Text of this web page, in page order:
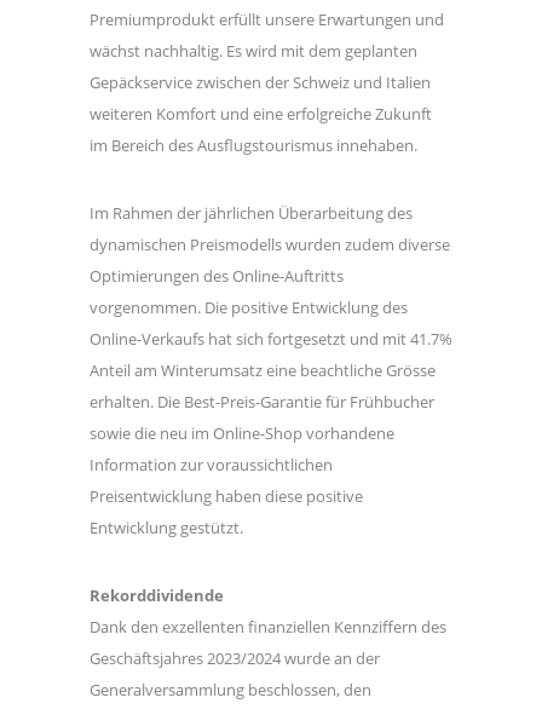
Premiumprodukt erfüllt unsere Erwartungen und
wächst nachhaltig. Es wird mit dem geplanten
Gepäckservice zwischen der Schweiz und Italien
weiteren Komfort und eine erfolgreiche Zukunft
im Bereich des Ausflugstourismus innehaben.
Im Rahmen der jährlichen Überarbeitung des
dynamischen Preismodells wurden zudem diverse
Optimierungen des Online-Auftritts
vorgenommen. Die positive Entwicklung des
Online-Verkaufs hat sich fortgesetzt und mit 41.7%
Anteil am Winterumsatz eine beachtliche Grösse
erhalten. Die Best-Preis-Garantie für Frühbucher
sowie die neu im Online-Shop vorhandene
Information zur voraussichtlichen
Preisentwicklung haben diese positive
Entwicklung gestützt.
Rekorddividende
Dank den exzellenten finanziellen Kennziffern des
Geschäftsjahres 2023/2024 wurde an der
Generalversammlung beschlossen, den